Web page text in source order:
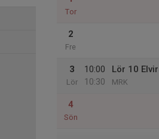
Tor
2
Fre
3
Lör
10:00
10:30
Lör 10
MRK
4
Sön